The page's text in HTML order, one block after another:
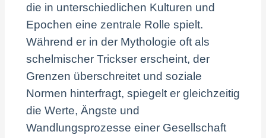
die in unterschiedlichen Kulturen und
Epochen eine zentrale Rolle spielt.
Während er in der Mythologie oft als
schelmischer Trickser erscheint, der
Grenzen überschreitet und soziale
Normen hinterfragt, spiegelt er gleichzeitig
die Werte, Ängste und
Wandlungsprozesse einer Gesellschaft